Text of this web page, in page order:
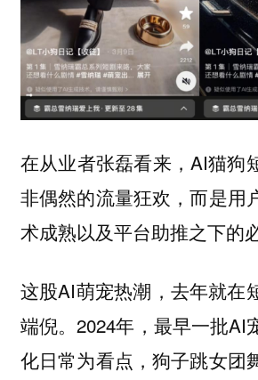
在从业者张磊看来，AI猫狗
非偶然的流量狂欢，而是用
术成熟以及平台助推之下的
这股AI萌宠热潮，去年就在
端倪。2024年，最早一批AI
化日常为看点，狗子跳女团